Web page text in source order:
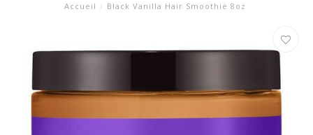
Accueil / Black Vanilla Hair Smoothie 8oz